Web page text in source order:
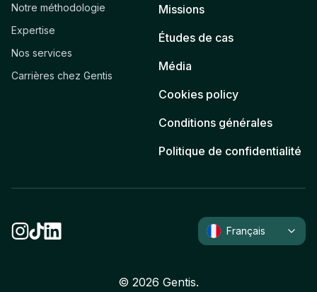
Notre méthodologie
Expertise
Nos services
Carrières chez Gentis
Missions
Études de cas
Média
Cookies policy
Conditions générales
Politique de confidentialité
© 2026 Gentis.
Français